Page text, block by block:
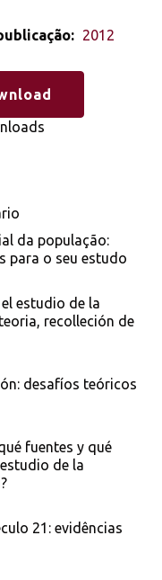
da população:
para o seu estudo
estudio de la
recolleción de
desafíos teóricos
fuentes y qué
de la
21: evidências
2012